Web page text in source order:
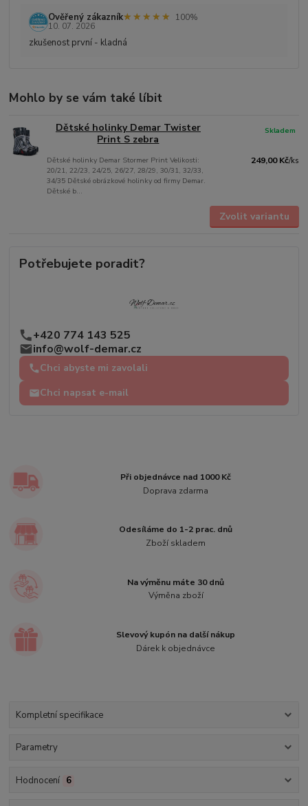
Ověřený zákazník★★★★★
★★★★★
100%
10. 07. 2026
zkušenost první - kladná
Mohlo by se vám také líbit
Dětské holinky Demar Twister
Print S zebra
Dětské holinky Demar Stormer Print Velikosti:
20/21, 22/23, 24/25, 26/27, 28/29, 30/31, 32/33,
34/35 Dětské obrázkové holinky od firmy Demar.
Dětské b...
249,00 Kč/ks
Skladem
Zvolit variantu
Potřebujete poradit?
+420 774 143 525
info@wolf-demar.cz
Chci abyste mi zavolali
Chci napsat e-mail
Při objednávce nad 1000 Kč
Doprava zdarma
Odesíláme do 1-2 prac. dnů
Zboží skladem
Na výměnu máte 30 dnů
Výměna zboží
Slevový kupón na další nákup
Dárek k objednávce
Kompletní specifikace
Parametry
Hodnocení 6